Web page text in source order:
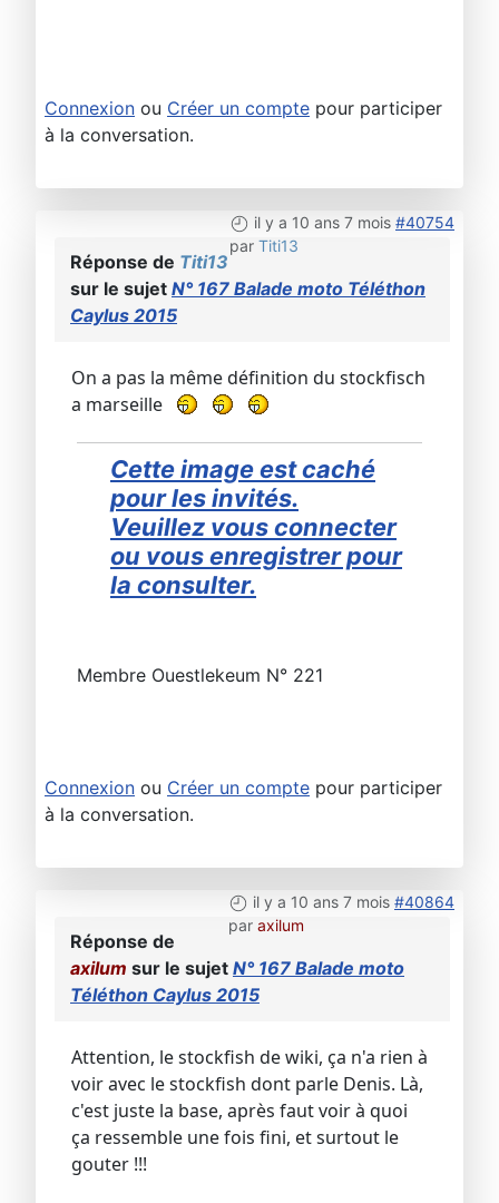
Connexion ou Créer un compte pour participer
à la conversation.
il y a 10 ans 7 mois #40754
par Titi13
Réponse de Titi13
sur le sujet N° 167 Balade moto Téléthon
Caylus 2015
On a pas la même définition du stockfisch
a marseille
Cette image est caché
pour les invités.
Veuillez vous connecter
ou vous enregistrer pour
la consulter.
Membre Ouestlekeum N° 221
Connexion ou Créer un compte pour participer
à la conversation.
il y a 10 ans 7 mois #40864
par axilum
Réponse de
axilum sur le sujet N° 167 Balade moto
Téléthon Caylus 2015
Attention, le stockfish de wiki, ça n'a rien à
voir avec le stockfish dont parle Denis. Là,
c'est juste la base, après faut voir à quoi
ça ressemble une fois fini, et surtout le
gouter !!!